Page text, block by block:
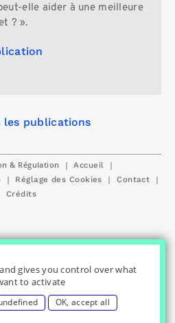
elle aider à une meilleure
? ».
les publications
& Régulation | Accueil |
| Réglage des Cookies | Contact |
Crédits
gives you control over what
to activate
OK, accept all